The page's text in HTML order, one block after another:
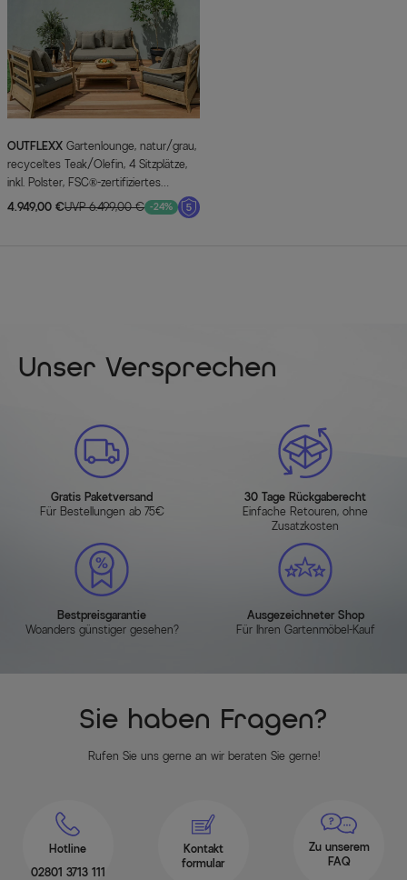
OUTFLEXX
recyceltes Teak/Olefin, 4 Sitzplätze,
inkl. Polster, FSC®-zertifiziertes
Produkt
4.949,00 €UVP 6.499,00 € -24%
Unser Versprechen
Gratis Paketversand
Für Bestellungen ab 75€
30 Tage Rückgaberecht
Einfache Retouren, ohne
Zusatzkosten
Bestpreisgarantie
Woanders günstiger gesehen?
Ausgezeichneter Shop
Für Ihren Gartenmöbel-Kauf
Sie haben Fragen?
Rufen Sie uns gerne an wir beraten Sie gerne!
Hotline
02801 3713 111
Kontakt
formular
Zu unserem
FAQ